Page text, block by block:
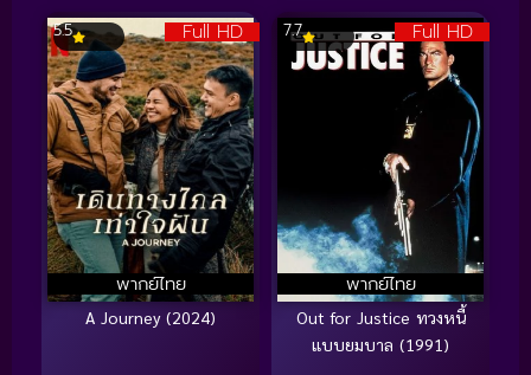
Full HD
พากย์ไทย
5.5
A Journey (2024)
Full HD
พากย์ไทย
7.7
Out for Justice ทวงหนี้
แบบยมบาล (1991)